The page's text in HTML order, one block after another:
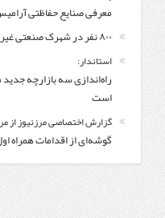
معرفی صنایع حفاظتی
۸۰۰ نفر در شهرک صنعتی غیردولتی حدید مبتکران اردبیل اشتغال یافتند
استاندار:
راه‌اندازی سه بازارچه
است
گزارش اختصاصی مرزنیوز از
گوشه‌ای از اقدامات همراه